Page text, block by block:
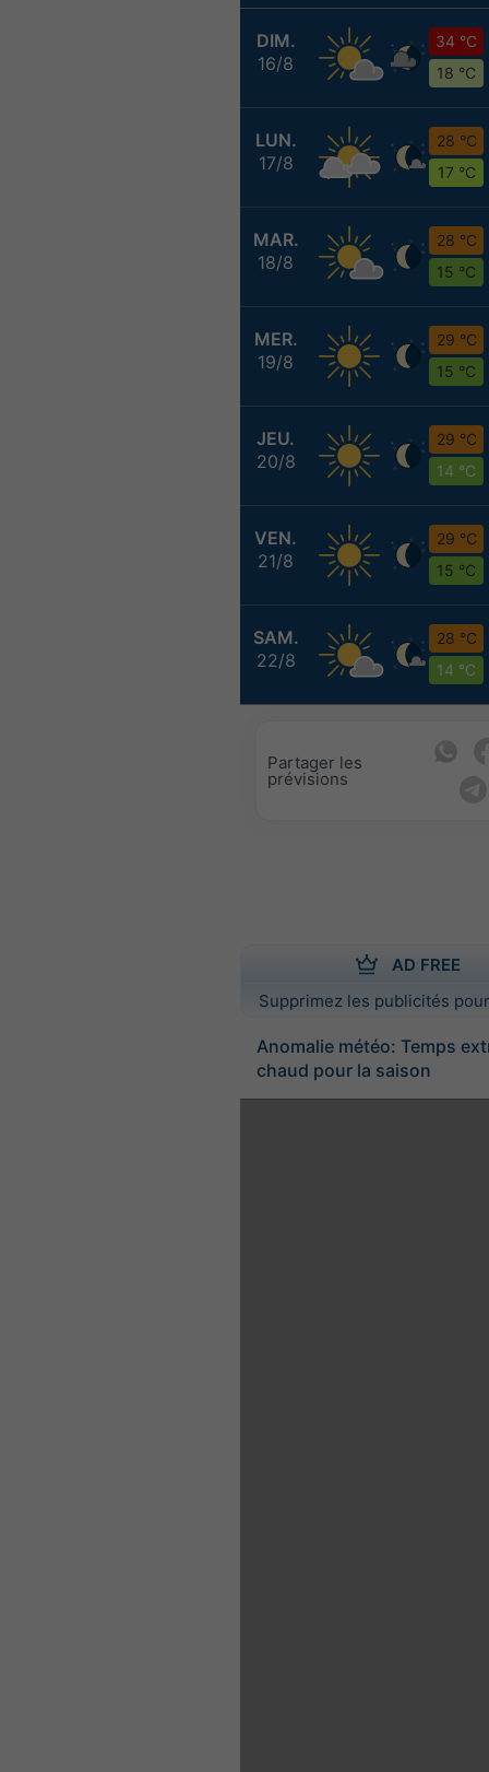
DIM.
16/8
34 °C
18 °C
LUN.
17/8
28 °C
17 °C
MAR.
18/8
28 °C
15 °C
MER.
19/8
29 °C
15 °C
JEU.
20/8
29 °C
14 °C
VEN.
21/8
29 °C
15 °C
SAM.
22/8
28 °C
14 °C
Partager les
prévisions
AD FREE
Supprimez les publicités
Anomalie météo: Temps
chaud pour la saison